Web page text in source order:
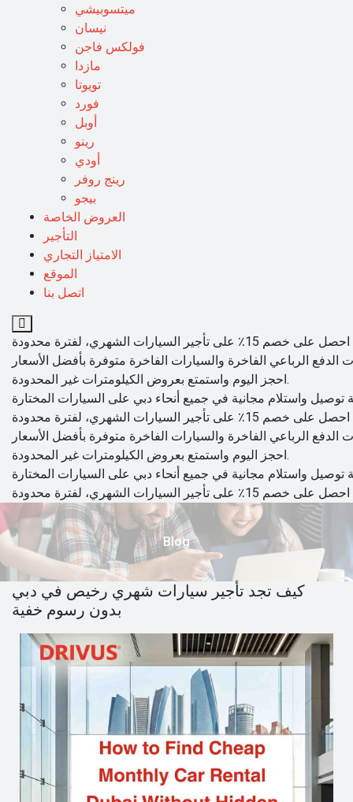
ميتسوبيشي
نيسان
فولكس فاجن
مازدا
تويوتا
فورد
أوبل
رينو
أودي
رينج روفر
بيجو
العروض الخاصة
التأجير
الامتياز التجاري
الموقع
اتصل بنا
احجز اليوم واستمتع بعروض الكيلومترات غير المحدودة.
احجز اليوم واستمتع بعروض الكيلومترات غير المحدودة.
Blog
كيف تجد تأجير سيارات شهري رخيص في دبي
بدون رسوم خفية